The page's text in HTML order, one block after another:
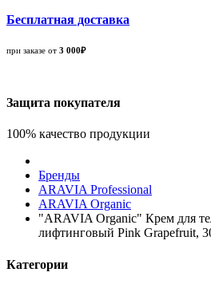
Бесплатная доставка
при заказе от 3 000₽
Защита покупателя
100% качество продукции
Бренды
ARAVIA Professional
ARAVIA Organic
"ARAVIA Organic" Крем для
лифтинговый Pink Grapefruit,
Категории